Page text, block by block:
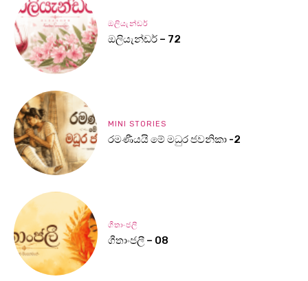
ඔලියැන්ඩර්
ඔලියැන්ඩර් – 72
MINI STORIES
රමණීයයි මේ මධුර ජවනිකා -2
ගීතාංජලී
ගීතාංජලී – 08